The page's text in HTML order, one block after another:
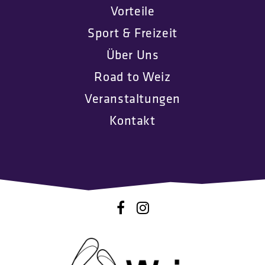
Vorteile
Sport & Freizeit
Über Uns
Road to Weiz
Veranstaltungen
Kontakt